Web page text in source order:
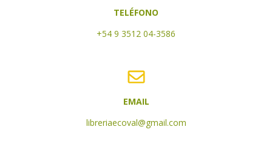
TELÉFONO
+54 9 3512 04-3586
EMAIL
libreriaecoval@gmail.com